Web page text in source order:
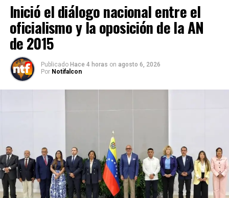
Inició el diálogo nacional entre el
oficialismo y la oposición de la AN
de 2015
Publicado Hace 4 horas on agosto 6, 2026
Por Notifalcon